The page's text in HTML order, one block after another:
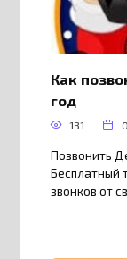
Как
год
131
Позвонить
Бесплатный
звонков от